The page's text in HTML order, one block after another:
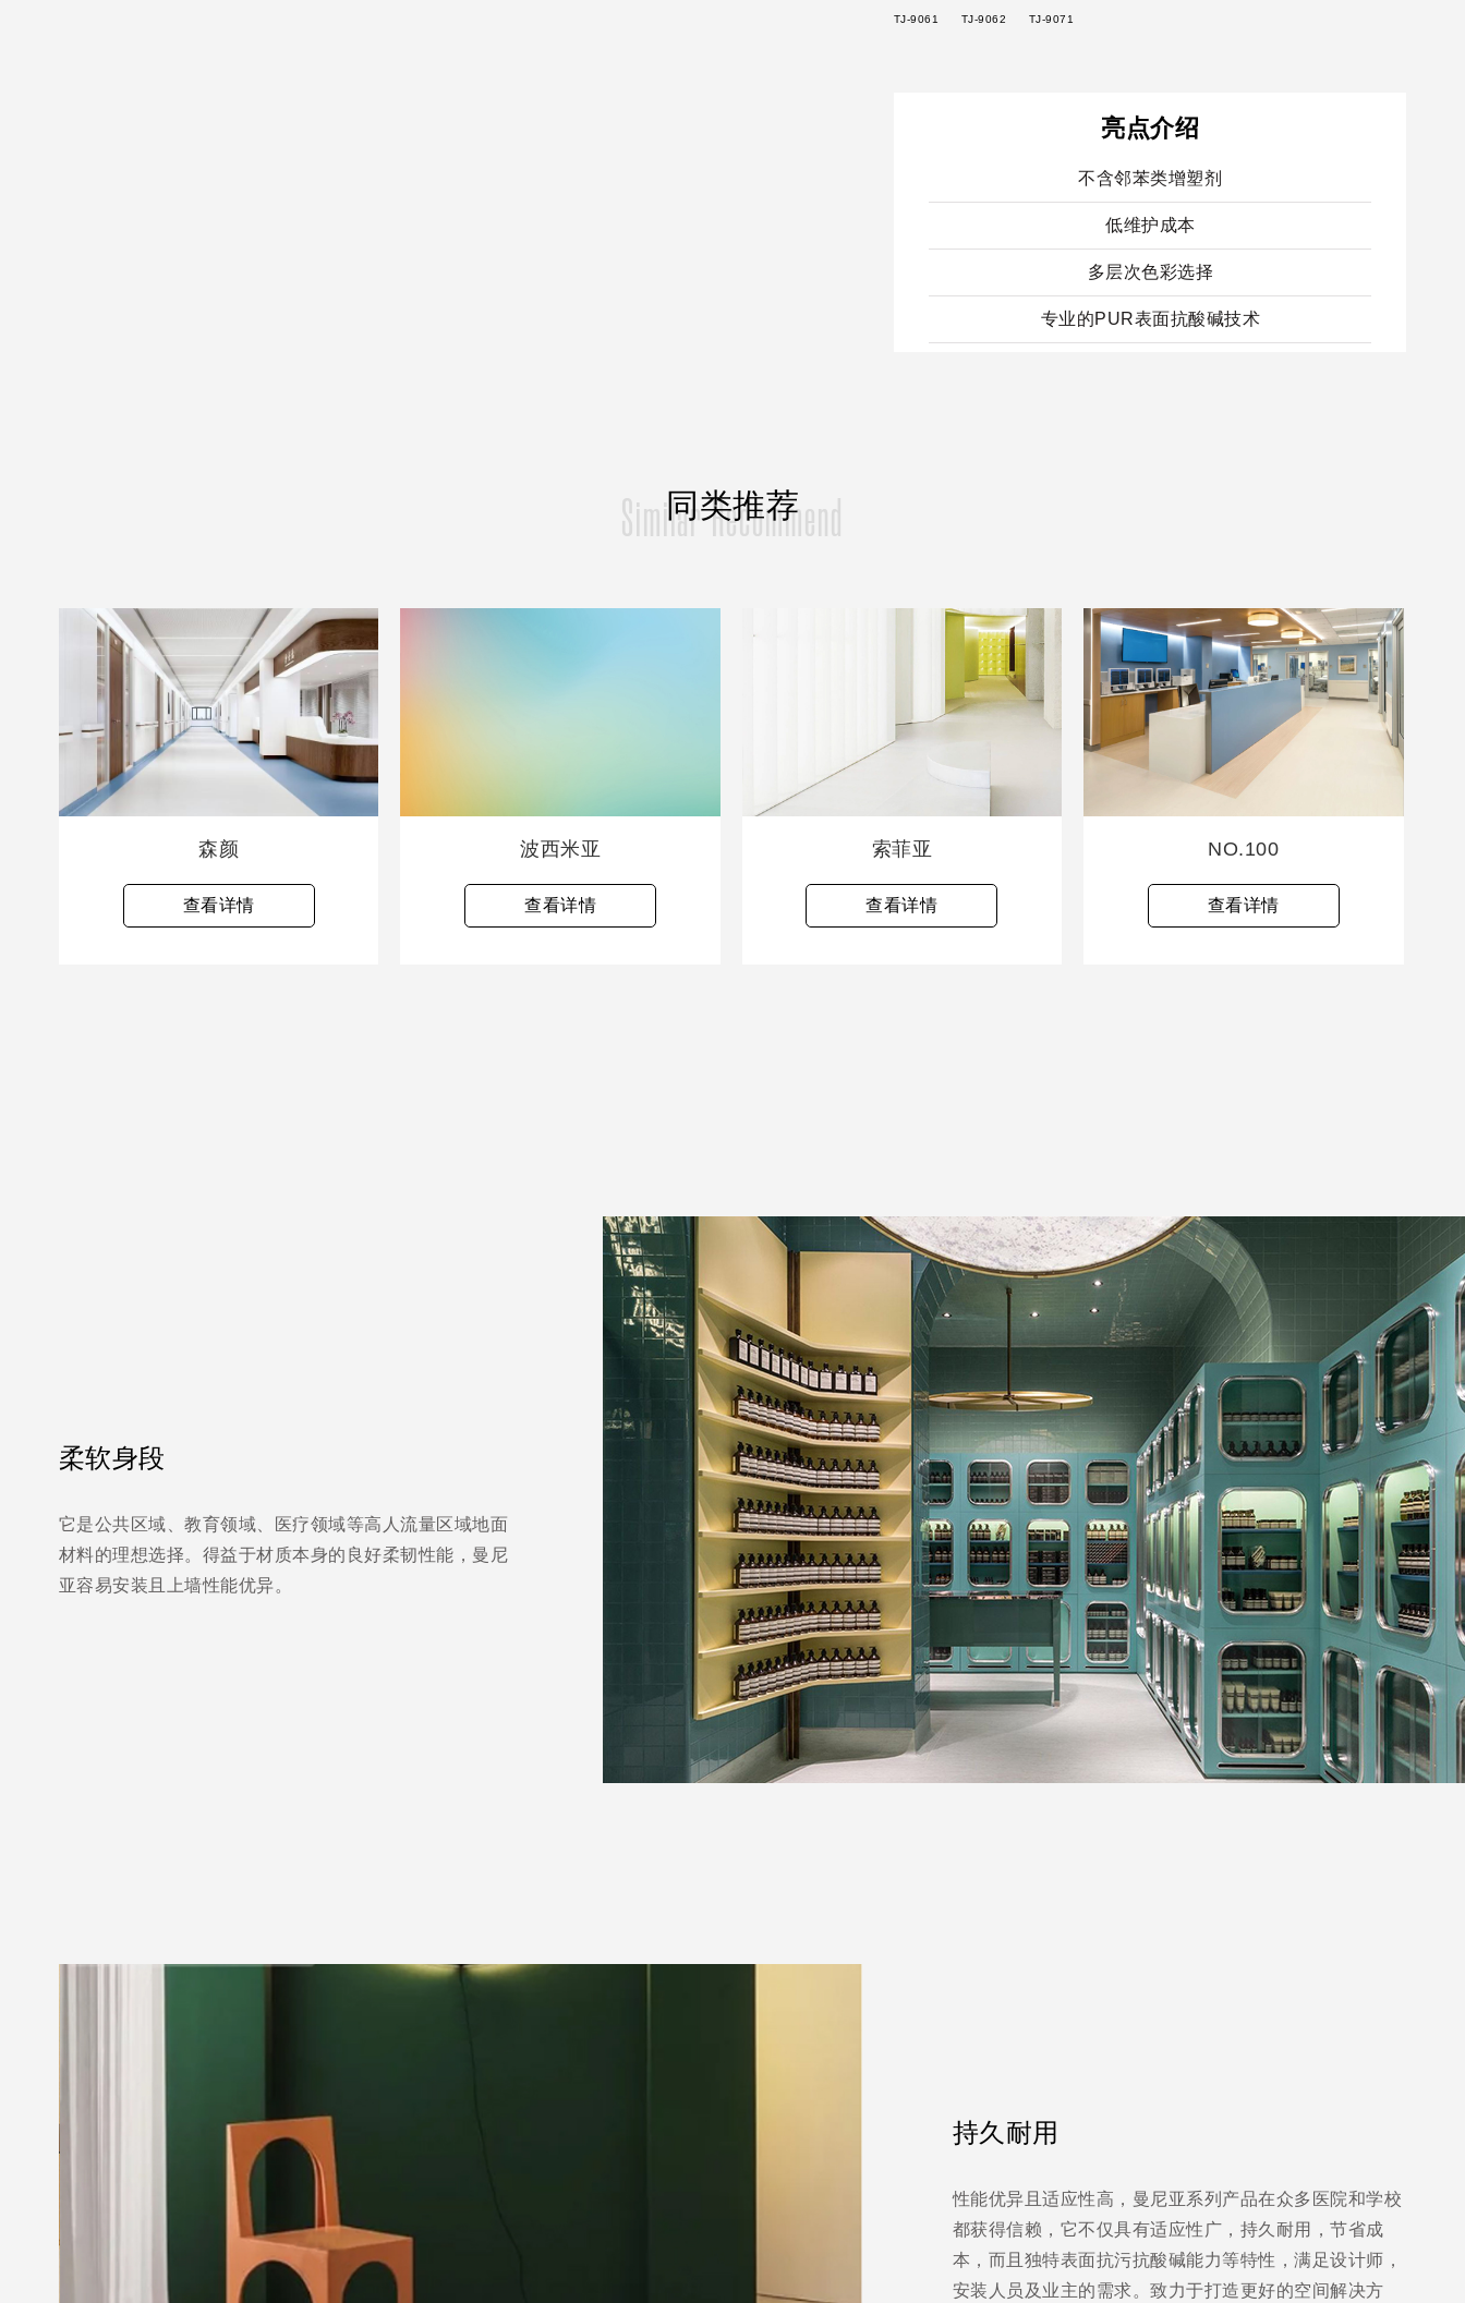
TJ-9061 TJ-9062 TJ-9071
亮点介绍
不含邻苯类增塑剂
低维护成本
多层次色彩选择
专业的PUR表面抗酸碱技术
Similar Recommend
同类推荐
森颜
查看详情
波西米亚
查看详情
索菲亚
查看详情
NO.100
查看详情
柔软身段
它是公共区域、教育领域、医疗领域等高人流量区域地面
材料的理想选择。得益于材质本身的良好柔韧性能，曼尼
亚容易安装且上墙性能优异。
持久耐用
性能优异且适应性高，曼尼亚系列产品在众多医院和学校
都获得信赖，它不仅具有适应性广，持久耐用，节省成
本，而且独特表面抗污抗酸碱能力等特性，满足设计师，
安装人员及业主的需求。致力于打造更好的空间解决方